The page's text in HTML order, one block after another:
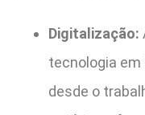
Digitalização:
tecnologia
desde o